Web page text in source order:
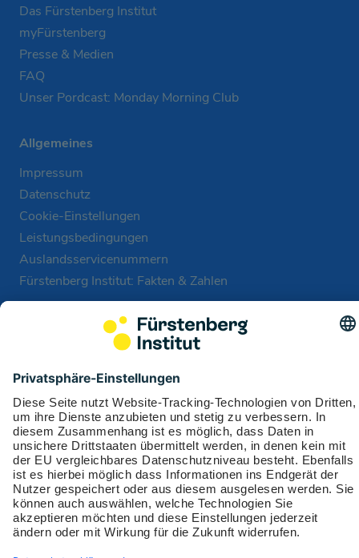
Das Fürstenberg Institut
myFürstenberg
Presse & Medien
FAQ
Unser Pordcast: Monday Morning Club
Allgemeines
Impressum
Datenschutz
Cookie-Einstellungen
Leistungsbedingungen
Auslandsservicenummern
Fürstenberg Institut: Fakten & Zahlen
Unsere Stiftung
Soziale Medien